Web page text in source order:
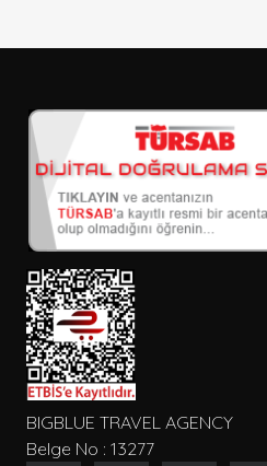
BIGBLUE TRAVEL AGENCY
Belge No : 13277